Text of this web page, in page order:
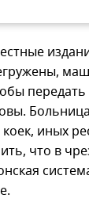
иных
что в